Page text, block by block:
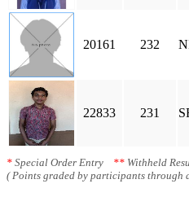
20161 232
22833 231
* Special Order Entry ** Withheld
( Points graded by participants